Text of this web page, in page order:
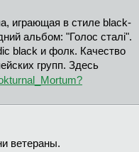
играющая в стиле black-
альбом: "Голос сталі".
black и фолк. Качество
групп. Здесь
ветераны.